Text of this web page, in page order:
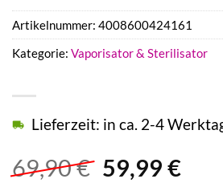
69,90€ 59,99 €
Lieferzeit: in ca. 2-4
Artikelnummer: 4008600424161
Kategorie: Vaporisator & Sterilisator